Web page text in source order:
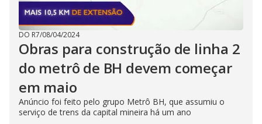
DO R7/08/04/2024
Obras para construção de linha 2
do metrô de BH devem começar
em maio
Anúncio foi feito pelo grupo Metrô BH, que assumiu o
serviço de trens da capital mineira há um ano